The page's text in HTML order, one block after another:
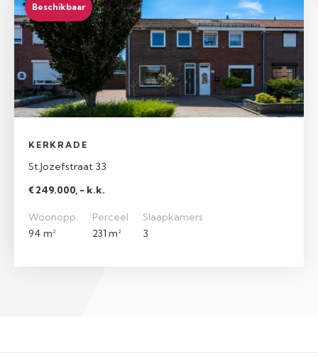
Beschikbaar
KERKRADE
St.Jozefstraat 33
€ 249.000, - k.k.
Woonopp.
94 m²
Perceel
231 m²
Slaapkamers
3